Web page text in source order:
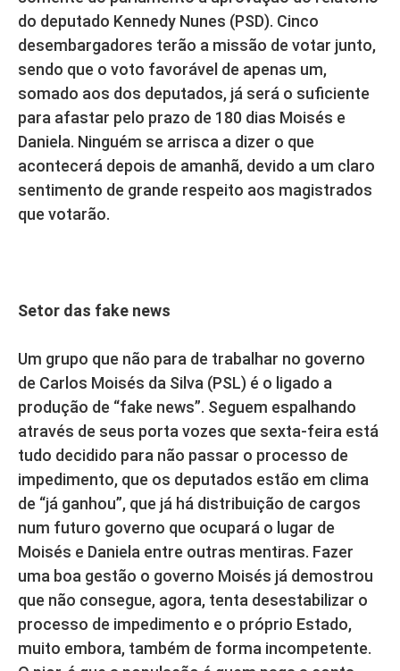
do deputado Kennedy Nunes (PSD). Cinco
desembargadores terão a missão de votar junto,
sendo que o voto favorável de apenas um,
somado aos dos deputados, já será o suficiente
para afastar pelo prazo de 180 dias Moisés e
Daniela. Ninguém se arrisca a dizer o que
acontecerá depois de amanhã, devido a um claro
sentimento de grande respeito aos magistrados
que votarão.
Setor das fake news
Um grupo que não para de trabalhar no governo
de Carlos Moisés da Silva (PSL) é o ligado a
produção de “fake news”. Seguem espalhando
através de seus porta vozes que sexta-feira está
tudo decidido para não passar o processo de
impedimento, que os deputados estão em clima
de “já ganhou”, que já há distribuição de cargos
num futuro governo que ocupará o lugar de
Moisés e Daniela entre outras mentiras. Fazer
uma boa gestão o governo Moisés já demostrou
que não consegue, agora, tenta desestabilizar o
processo de impedimento e o próprio Estado,
muito embora, também de forma incompetente.